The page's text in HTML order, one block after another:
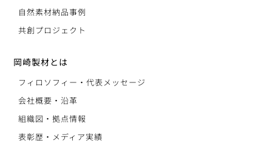
自然素材納品事例
共創プロジェクト
岡崎製材とは
フィロソフィー・代表メッセージ
会社概要・沿革
組織図・拠点情報
表彰歴・メディア実績